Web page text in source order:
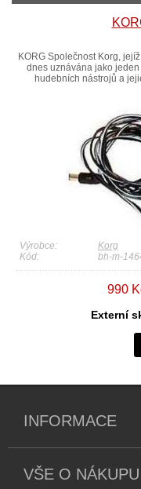
KORG Společnost Korg,
dnes uznávána jako
hudebních nástrojů a
Výrobce:
Korg
Kód:
bh-m-
990
Externí
INFORMACE
VŠE O NÁKUPU